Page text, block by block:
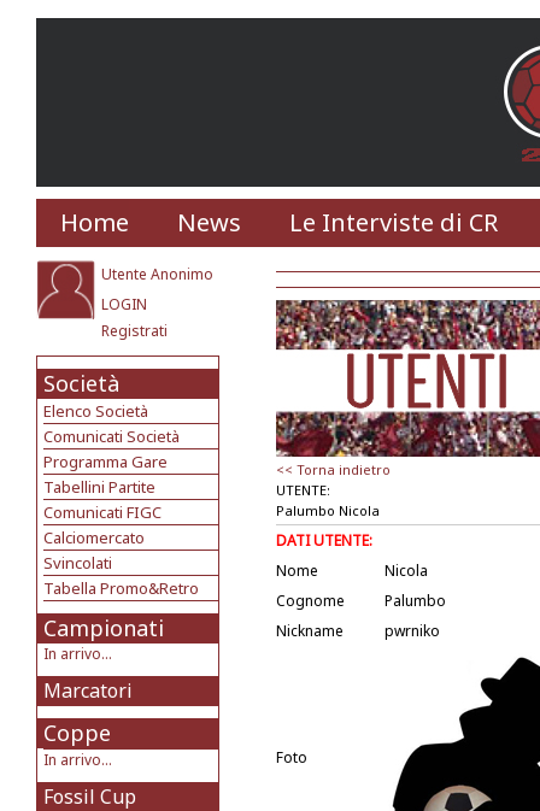
Home News Le Interviste di CR
Utente Anonimo
LOGIN
Registrati
Società
Elenco Società
Comunicati Società
Programma Gare
Tabellini Partite
Comunicati FIGC
Calciomercato
Svincolati
Tabella Promo&Retro
Campionati
In arrivo...
Marcatori
Coppe
In arrivo...
Fossil Cup
<< Torna indietro
UTENTE:
Palumbo Nicola
DATI UTENTE:
Nome
Nicola
Cognome
Palumbo
Nickname
pwrniko
Foto